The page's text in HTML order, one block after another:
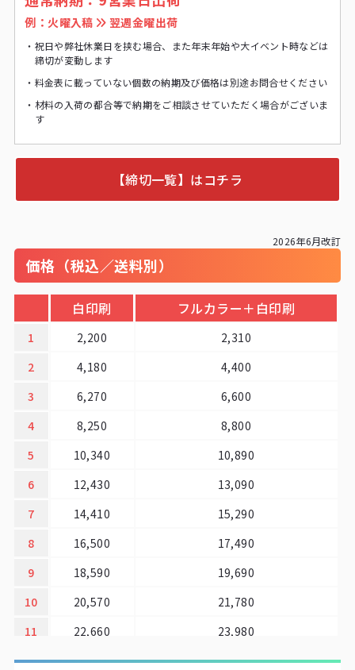
例：火曜入稿 翌週金曜出荷
・ 祝日や弊社休業日を挟む場合、また年末年始や大イベント時などは
締切が変動します
・ 料金表に載っていない個数の納期及び価格は別途お問合せください
・ 材料の入荷の都合等で納期をご相談させていただく場合がございま
す
【締切一覧】はコチラ
2026年6月改訂
価格（税込／送料別）
白印刷 フルカラー＋白印刷
1 2,200
2,310
2
4,180
4,400
3
6,270
6,600
4
8,250
8,800
5
10,340
10,890
6
12,430
13,090
7
14,410
15,290
8
16,500
17,490
9
18,590
19,690
10
20,570
21,780
11
22,660
23,980
12
24,750
26,180